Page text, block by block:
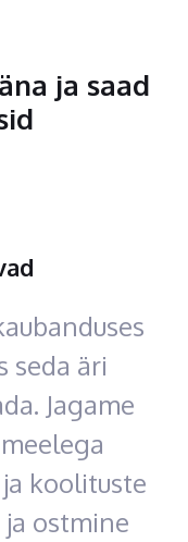
ja saad
seda äri
Jagame
koolituste
ja ostmine